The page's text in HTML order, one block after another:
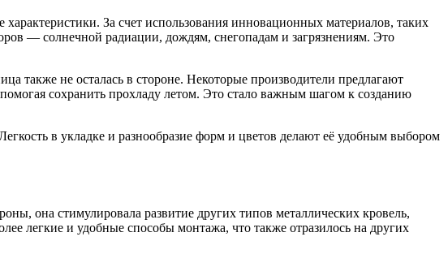
За счет использования инновационных материалов, таких
— солнечной радиации, дождям, снегопадам и загрязнениям. Это
также не осталась в стороне. Некоторые производители предлагают
сохранить прохладу летом. Это стало важным шагом к созданию
в укладке и разнообразие форм и цветов делают её удобным выбором
она стимулировала развитие других типов металлических кровель,
легкие и удобные способы монтажа, что также отразилось на других